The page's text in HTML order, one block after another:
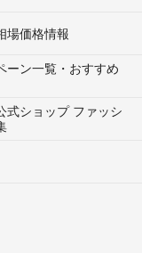
場価格情報
ーン一覧・おすすめ
式ショップ ファッシ